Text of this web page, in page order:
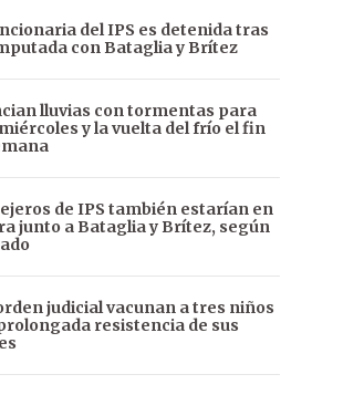
del IPS es detenida tras
con Bataglia y Brítez
lluvias con tormentas para
y la vuelta del frío el fin
de IPS también estarían en
junto a Bataglia y Brítez, según
judicial vacunan a tres niños
resistencia de sus